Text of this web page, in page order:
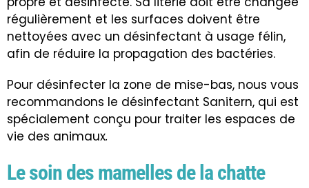
régulièrement et les surfaces doivent être
nettoyées avec un désinfectant à usage félin,
afin de réduire la propagation des bactéries.
Pour désinfecter la zone de mise-bas, nous vous
recommandons le désinfectant Sanitern, qui est
spécialement conçu pour traiter les espaces de
vie des animaux.
Le soin des mamelles de la chatte